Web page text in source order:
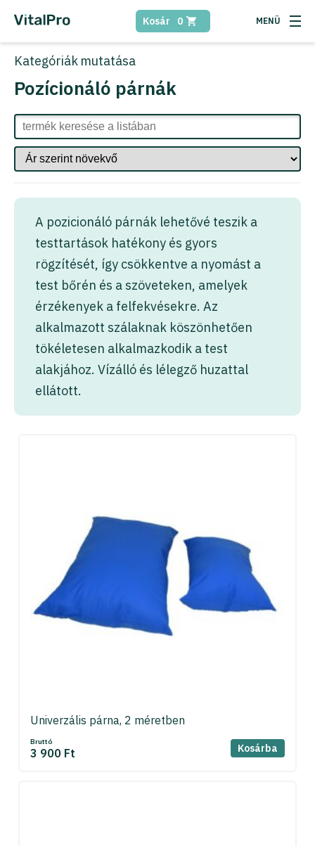
Kosár 0
Kategóriák mutatása
Pozícionáló párnák
A pozicionáló párnák lehetővé teszik a
testtartások hatékony és gyors
rögzítését, így csökkentve a nyomást a
test bőrén és a szöveteken, amelyek
érzékenyek a felfekvésekre. Az
alkalmazott szálaknak köszönhetően
tökéletesen alkalmazkodik a test
alakjához. Vízálló és lélegző huzattal
ellátott.
Univerzális párna, 2 méretben
Bruttó
3 900 Ft Kosárba